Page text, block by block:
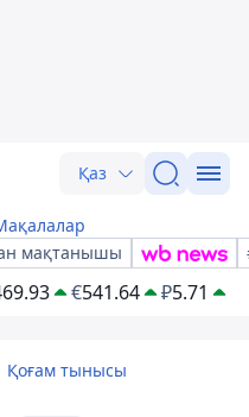
Қаз
мақтанышы
€541.64 ₽5.71
Қоғам тынысы